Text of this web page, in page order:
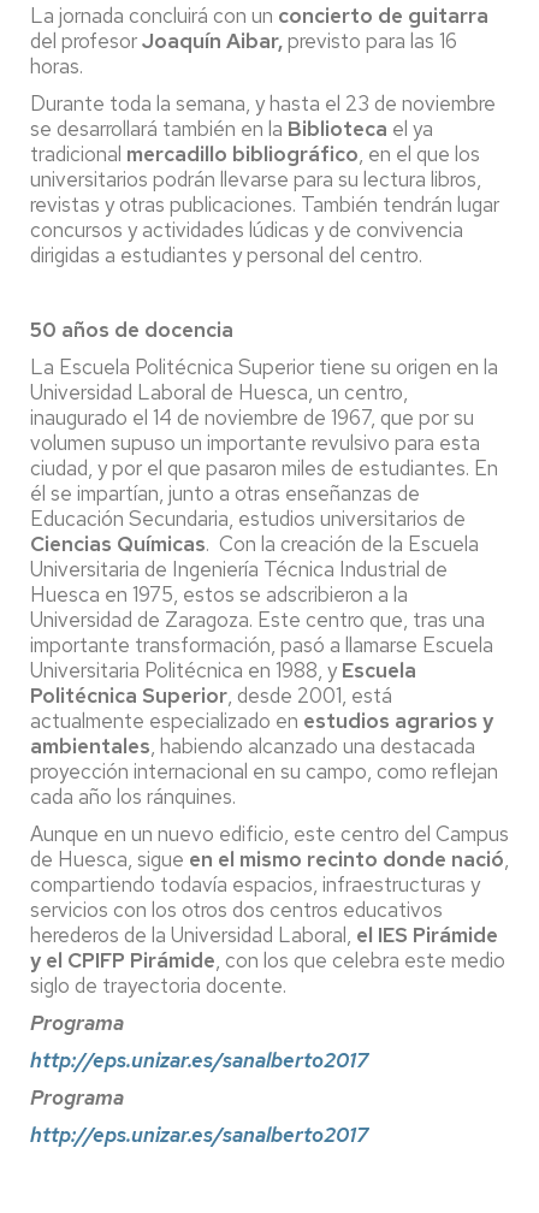
La jornada concluirá con un concierto de guitarra
del profesorJoaquín Aibar,previsto para las 16
horas.
Durante toda la semana, y hasta el 23 de noviembre
se desarrollará también en la Biblioteca el ya
tradicional mercadillo bibliográfico, en el que los
universitarios podrán llevarse para su lectura libros,
revistas y otras publicaciones. También tendrán lugar
concursos y actividades lúdicas y de convivencia
dirigidas a estudiantes y personal del centro.
50 años de docencia
La Escuela Politécnica Superior tiene su origen en la
Universidad Laboral de Huesca, un centro,
inaugurado el 14 de noviembre de 1967, que por su
volumen supuso un importante revulsivo para esta
ciudad, y por el que pasaron miles de estudiantes. En
él se impartían, junto a otras enseñanzas de
Educación Secundaria, estudios universitarios de
Ciencias Químicas. Con la creación de la Escuela
Universitaria de Ingeniería Técnica Industrial de
Huesca en 1975, estos se adscribieron a la
Universidad de Zaragoza. Este centro que, tras una
importante transformación, pasó a llamarse Escuela
Universitaria Politécnica en 1988, y Escuela
Politécnica Superior, desde 2001, está
actualmente especializado en estudios agrarios y
ambientales, habiendo alcanzado una destacada
proyección internacional en su campo, como reflejan
cada año los ránquines.
Aunque en un nuevo edificio, este centro del Campus
de Huesca, sigue en el mismo recinto donde nació,
compartiendo todavía espacios, infraestructuras y
servicios con los otros dos centros educativos
herederos de la Universidad Laboral, el IES Pirámide
y el CPIFP Pirámide, con los que celebra este medio
siglo de trayectoria docente.
Programa
http://eps.unizar.es/sanalberto2017
Programa
http://eps.unizar.es/sanalberto2017